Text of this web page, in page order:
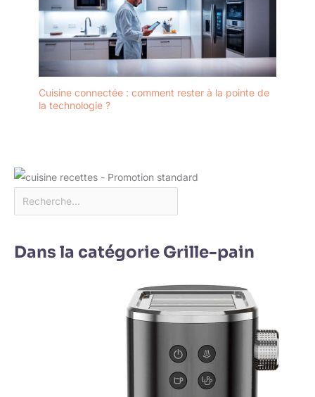
Cuisine connectée : comment rester à la pointe de
la technologie ?
Dans la catégorie Grille-pain